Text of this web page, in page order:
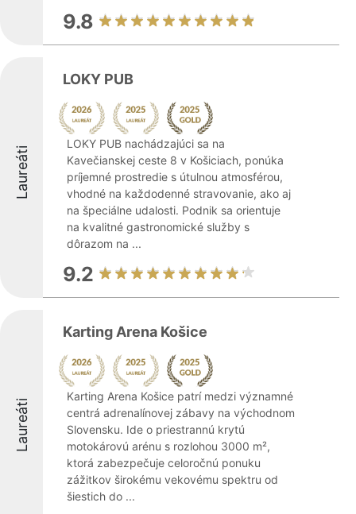
9.8
Laureáti
LOKY PUB
LOKY PUB nachádzajúci sa na
Kavečianskej ceste 8 v Košiciach, ponúka
príjemné prostredie s útulnou atmosférou,
vhodné na každodenné stravovanie, ako aj
na špeciálne udalosti. Podnik sa orientuje
na kvalitné gastronomické služby s
dôrazom na ...
9.2
Laureáti
Karting Arena Košice
Karting Arena Košice patrí medzi významné
centrá adrenalínovej zábavy na východnom
Slovensku. Ide o priestrannú krytú
motokárovú arénu s rozlohou 3000 m²,
ktorá zabezpečuje celoročnú ponuku
zážitkov širokému vekovému spektru od
šiestich do ...